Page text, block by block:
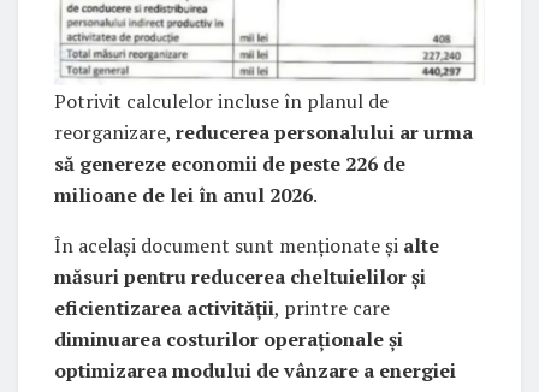
Potrivit calculelor incluse în planul de
reorganizare, reducerea personalului ar urma
să genereze economii de peste 226 de
milioane de lei în anul 2026.
În același document sunt menționate și alte
măsuri pentru reducerea cheltuielilor și
eficientizarea activității, printre care
diminuarea costurilor operaționale și
optimizarea modului de vânzare a energiei